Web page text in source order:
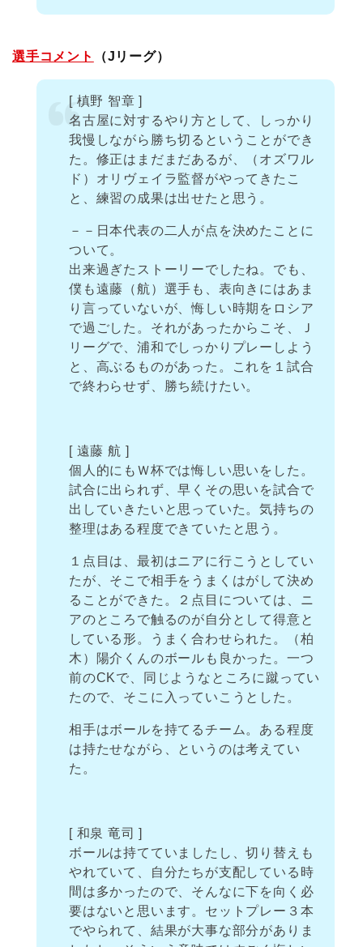
選手コメント （Jリーグ）
[ 槙野 智章 ]
名古屋に対するやり方として、しっかり
我慢しながら勝ち切るということができ
た。修正はまだまだあるが、（オズワル
ド）オリヴェイラ監督がやってきたこ
と、練習の成果は出せたと思う。
－－日本代表の二人が点を決めたことに
ついて。
出来過ぎたストーリーでしたね。でも、
僕も遠藤（航）選手も、表向きにはあま
り言っていないが、悔しい時期をロシア
で過ごした。それがあったからこそ、Ｊ
リーグで、浦和でしっかりプレーしよう
と、高ぶるものがあった。これを１試合
で終わらせず、勝ち続けたい。
[ 遠藤 航 ]
個人的にもＷ杯では悔しい思いをした。
試合に出られず、早くその思いを試合で
出していきたいと思っていた。気持ちの
整理はある程度できていたと思う。
１点目は、最初はニアに行こうとしてい
たが、そこで相手をうまくはがして決め
ることができた。２点目については、ニ
アのところで触るのが自分として得意と
している形。うまく合わせられた。（柏
木）陽介くんのボールも良かった。一つ
前のCKで、同じようなところに蹴ってい
たので、そこに入っていこうとした。
相手はボールを持てるチーム。ある程度
は持たせながら、というのは考えてい
た。
[ 和泉 竜司 ]
ボールは持てていましたし、切り替えも
やれていて、自分たちが支配している時
間は多かったので、そんなに下を向く必
要はないと思います。セットプレー３本
でやられて、結果が大事な部分がありま